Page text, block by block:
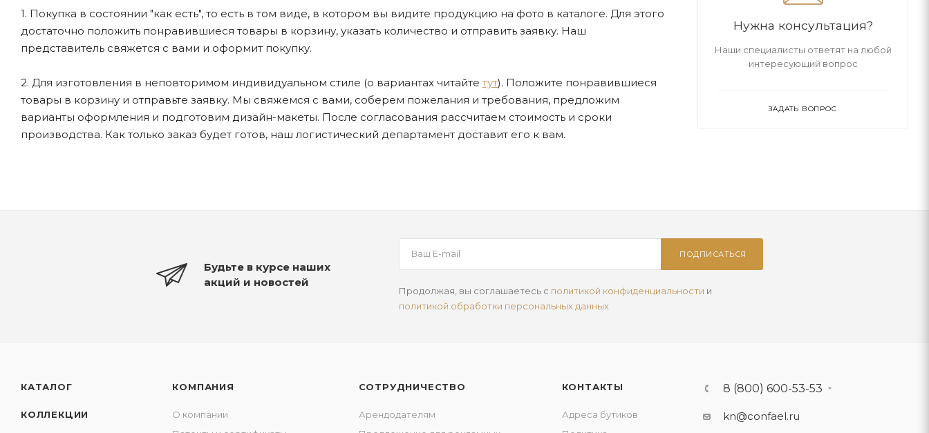
1. Покупка в состоянии "как есть", то есть в том виде, в котором вы видите продукцию на фото в каталоге. Для этого
достаточно положить понравившиеся товары в корзину, указать количество и отправить заявку. Наш
представитель свяжется с вами и оформит покупку.
2. Для изготовления в неповторимом индивидуальном стиле (о вариантах читайте тут). Положите понравившиеся
товары в корзину и отправьте заявку. Мы свяжемся с вами, соберем пожелания и требования, предложим
варианты оформления и подготовим дизайн-макеты. После согласования рассчитаем стоимость и сроки
производства. Как только заказ будет готов, наш логистический департамент доставит его к вам.
Нужна консультация?
Наши специалисты ответят на любой
интересующий вопрос
ЗАДАТЬ ВОПРОС
Будьте в курсе наших
акций и новостей
ПОДПИСАТЬСЯ
Продолжая, вы соглашаетесь с политикой конфиденциальности и
политикой обработки персональных данных
КАТАЛОГ
КОЛЛЕКЦИИ
КОМПАНИЯ
О компании
СОТРУДНИЧЕСТВО
Арендодателям
КОНТАКТЫ
Адреса бутиков
8 (800) 600-53-53
kn@confael.ru